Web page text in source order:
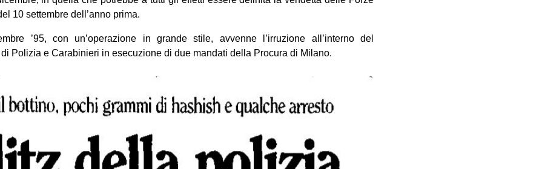
10 settembre dell’anno prima.
’95, con un’operazione in grande stile, avvenne l’irruzione all’interno del
Polizia e Carabinieri in esecuzione di due mandati della Procura di Milano.